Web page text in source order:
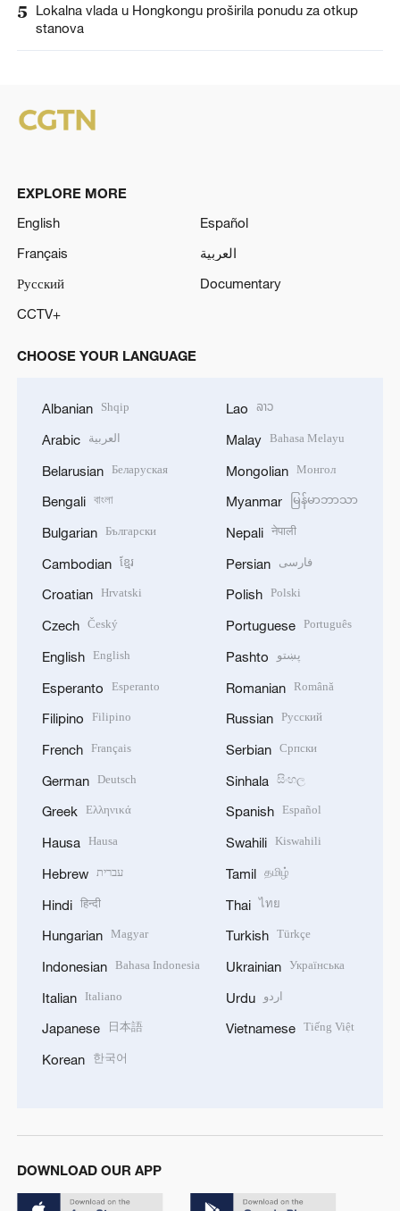
5
Lokalna vlada u Hongkongu proširila ponudu za otkup
stanova
EXPLORE MORE
English
Español
Français
العربية
Русский
Documentary
CCTV+
CHOOSE YOUR LANGUAGE
Albanian Shqip
Arabic العربية
Belarusian Беларуская
Bengali বাংলা
Bulgarian Български
Cambodian ខ្មែរ
Croatian Hrvatski
Czech Český
English English
Esperanto Esperanto
Filipino Filipino
French Français
German Deutsch
Greek Ελληνικά
Hausa Hausa
Hebrew עברית
Hindi हिन्दी
Hungarian Magyar
Indonesian Bahasa Indonesia
Italian Italiano
Japanese 日本語
Korean 한국어
Lao ລາວ
Malay Bahasa Melayu
Mongolian Монгол
Myanmar မြန်မာဘာသာ
Nepali नेपाली
Persian فارسی
Polish Polski
Portuguese Português
Pashto پښتو
Romanian Română
Russian Русский
Serbian Српски
Sinhala සිංහල
Spanish Español
Swahili Kiswahili
Tamil தமிழ்
Thai ไทย
Turkish Türkçe
Ukrainian Українська
Urdu اردو
Vietnamese Tiếng Việt
DOWNLOAD OUR APP